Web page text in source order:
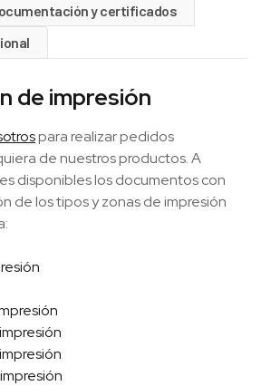
y certificados
de impresión
para realizar pedidos
de nuestros productos. A
disponibles los documentos con
de los tipos y zonas de impresión